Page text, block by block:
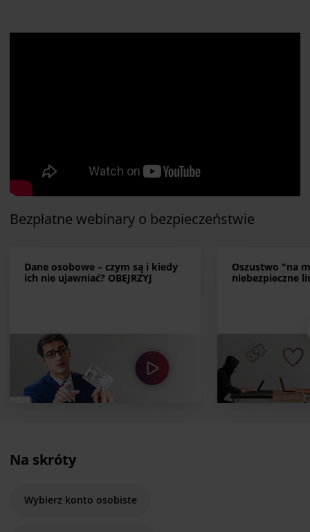
Bezpłatne webinary o bezpieczeństwie
Dane osobowe – czym są i kiedy
ich nie ujawniać? OBEJRZYJ
Oszustwo "na
niebezpieczne
Na skróty
Wybierz konto osobiste